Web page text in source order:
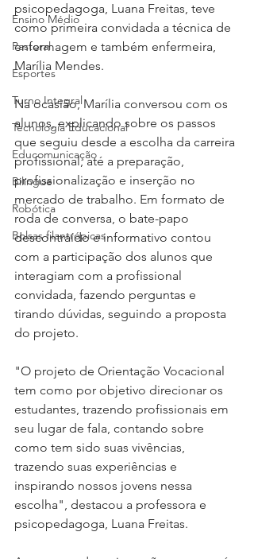
Ensino Médio
Pastoral
Esportes
Turno Integral
Tecnologia Educacional
Educomunicação
Bilíngue
Robótica
Bolsas filantrópicas
psicopedagoga, Luana Freitas, teve
como primeira convidada a técnica de
enfermagem e também enfermeira,
Marília Mendes.
Na ocasião, Marília conversou com os
alunos, explicando sobre os passos
que seguiu desde a escolha da carreira
profissional, até a preparação,
profissionalização e inserção no
mercado de trabalho. Em formato de
roda de conversa, o bate-papo
descontraído e informativo contou
com a participação dos alunos que
interagiam com a profissional
convidada, fazendo perguntas e
tirando dúvidas, seguindo a proposta
do projeto.
"O projeto de Orientação Vocacional
tem como por objetivo direcionar os
estudantes, trazendo profissionais em
seu lugar de fala, contando sobre
como tem sido suas vivências,
trazendo suas experiências e
inspirando nossos jovens nessa
escolha", destacou a professora e
psicopedagoga, Luana Freitas.